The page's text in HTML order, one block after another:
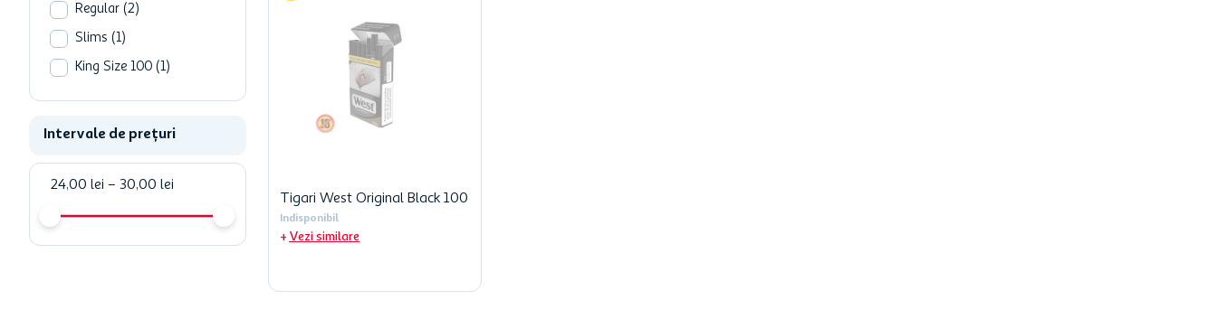
Regular (2)
Slims (1)
King Size 100 (1)
Intervale de prețuri
24,00 lei – 30,00 lei
Tigari West Original Black 100
Indisponibil
Vezi similare